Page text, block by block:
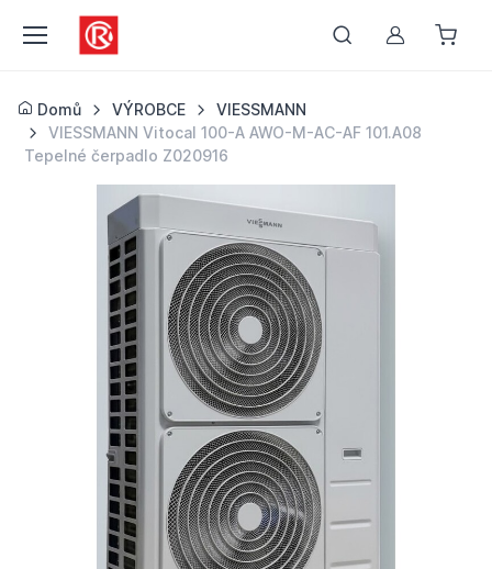
Můj účet
Domů VÝROBCE
VIESSMANN
VIESSMANN Vitocal 100-A AWO-M-AC-AF 101.A08
Tepelné čerpadlo Z020916